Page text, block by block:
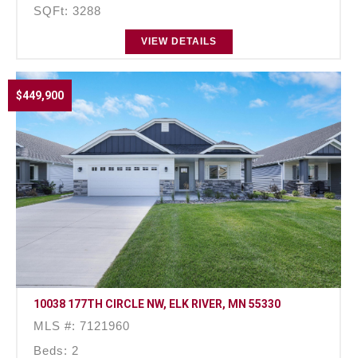
SQFt: 3288
VIEW DETAILS
$449,900
10038 177TH CIRCLE NW, ELK RIVER, MN 55330
MLS #: 7121960
Beds: 2